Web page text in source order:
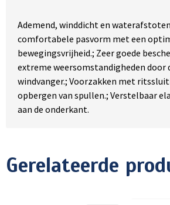
Ademend, winddicht en
comfortabele pasvorm met een
bewegingsvrijheid.; Zeer goede
extreme weersomstandigheden door
windvanger.; Voorzakken met
opbergen van spullen.; Verstelbaar
aan de onderkant.
Gerelateerde